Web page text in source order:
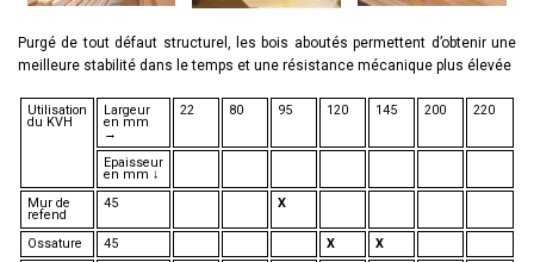
Purgé de tout défaut structurel, les bois aboutés permettent d’obtenir une
meilleure stabilité dans le temps et une résistance mécanique plus élevée
Utilisation
du KVH
Largeur
en mm
→
22 80 95 120 145 200 220
Epaisseur
en mm ↓
Mur de
refend
45 X
Ossature 45 X
X